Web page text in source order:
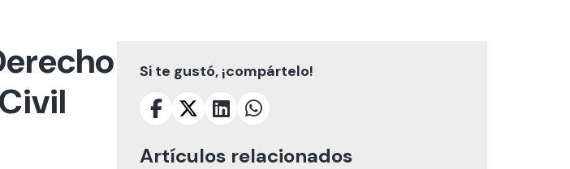
Si te gustó, ¡compártelo!
Artículos relacionados